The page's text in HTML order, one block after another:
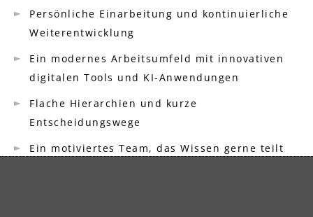
Persönliche Einarbeitung und kontinuierliche
Weiterentwicklung
Ein modernes Arbeitsumfeld mit innovativen
digitalen Tools und KI-Anwendungen
Flache Hierarchien und kurze
Entscheidungswege
Ein motiviertes Team, das Wissen gerne teilt